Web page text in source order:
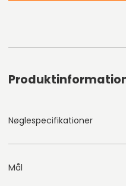
Nøglespecifikationer
Mål